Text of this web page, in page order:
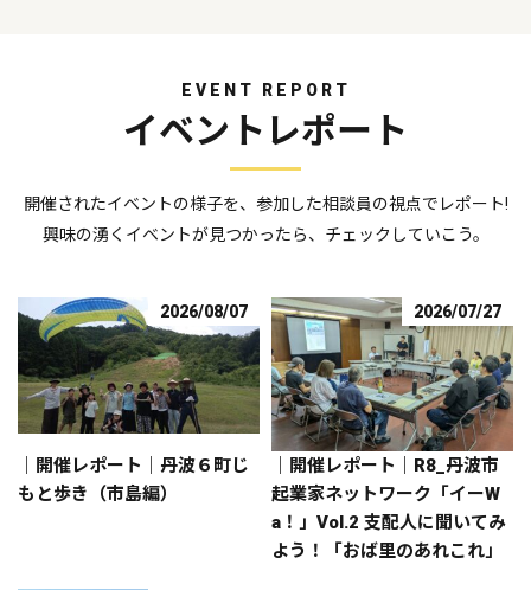
EVENT REPORT
イベントレポート
開催されたイベントの様子を、参加した相談員の視点でレポート!
興味の湧くイベントが見つかったら、チェックしていこう。
2026/08/07
｜開催レポート｜丹波６町じ
もと歩き（市島編）
2026/07/27
｜開催レポート｜R8_丹波市
起業家ネットワーク「イーW
a！」Vol.2 支配人に聞いてみ
よう！「おば里のあれこれ」